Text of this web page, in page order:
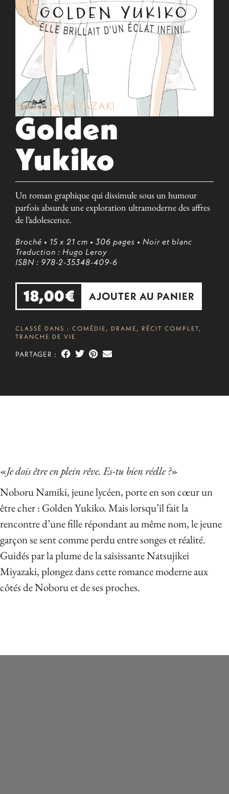
Natsujikei MIYAZAKI
Golden
Yukiko
Un roman graphique qui dissimule sous un humour
parfois absurde une exploration ultramoderne des affres
de l’adolescence.
Broché • 15 x 21 cm • 306 pages • Noir et blanc
Traduction : Hugo Leroy
ISBN : 978-2-35348-409-6
18,00€ AJOUTER AU PANIER
CLASSÉ DANS : COMÉDIE , DRAME , RÉCIT COMPLET,
TRANCHE DE VIE
PARTAGER :
«Je dois être en plein rêve. Es-tu bien réelle ?»
Noboru Namiki, jeune lycéen, porte en son cœur un
être cher : Golden Yukiko. Mais lorsqu’il fait la
rencontre d’une fille répondant au même nom, le jeune
garçon se sent comme perdu entre songes et réalité.
Guidés par la plume de la saisissante Natsujikei
Miyazaki, plongez dans cette romance moderne aux
côtés de Noboru et de ses proches.